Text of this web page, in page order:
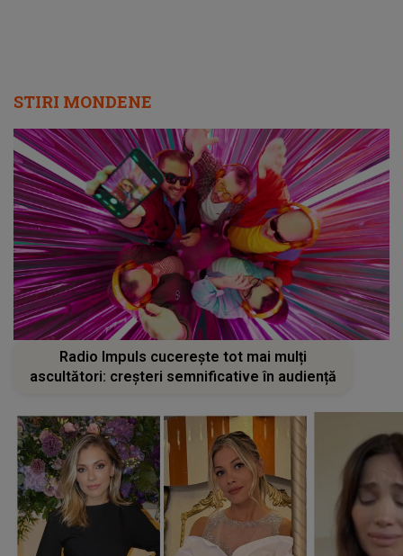
STIRI MONDENE
Radio Impuls cucerește tot mai mulți
ascultători: creșteri semnificative în audiență